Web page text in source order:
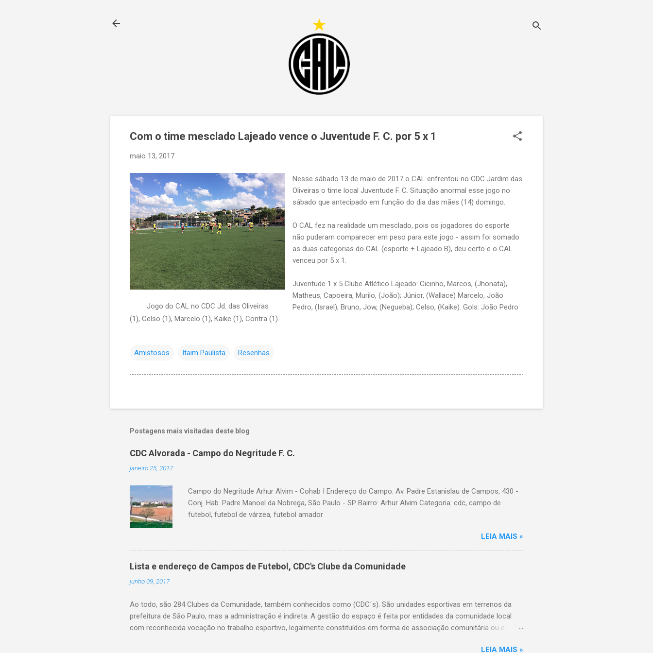
Com o time mesclado Lajeado vence o Juventude F. C. por 5 x 1
maio 13, 2017
Jogo do CAL no CDC Jd. das Oliveiras
Nesse sábado 13 de maio de 2017 o CAL enfrentou no CDC Jardim das
Oliveiras o time local Juventude F. C. Situação anormal esse jogo no
sábado que antecipado em função do dia das mães (14) domingo.
O CAL fez na realidade um mesclado, pois os jogadores do esporte
não puderam comparecer em peso para este jogo - assim foi somado
as duas categorias do CAL (esporte + Lajeado B), deu certo e o CAL
venceu por 5 x 1.
Juventude 1 x 5 Clube Atlético Lajeado: Cicinho, Marcos, (Jhonata),
Matheus, Capoeira, Murilo, (João); Júnior, (Wallace) Marcelo, João
Pedro, (Israel), Bruno, Jow, (Negueba); Celso, (Kaike). Gols: João Pedro
(1), Celso (1), Marcelo (1), Kaike (1), Contra (1).
Amistosos Itaim Paulista Resenhas
Postagens mais visitadas deste blog
CDC Alvorada - Campo do Negritude F. C.
janeiro 25, 2017
Campo do Negritude Arhur Alvim - Cohab I Endereço do Campo: Av. Padre Estanislau de Campos, 430 -
Conj. Hab. Padre Manoel da Nobrega, São Paulo - SP Bairro: Arhur Alvim Categoria: cdc, campo de
futebol, futebol de várzea, futebol amador
LEIA MAIS »
Lista e endereço de Campos de Futebol, CDC's Clube da Comunidade
junho 09, 2017
Ao todo, são 284 Clubes da Comunidade, também conhecidos como (CDC´s). São unidades esportivas em terrenos da
prefeitura de São Paulo, mas a administração é indireta. A gestão do espaço é feita por entidades da comunidade local
com reconhecida vocação no trabalho esportivo, legalmente constituídos em forma de associação comunitária ou e
farão esta gestão, fiscaliza o uso, implementa políticas públicas e insere atividades no calendário destes espaços, além
LEIA MAIS »